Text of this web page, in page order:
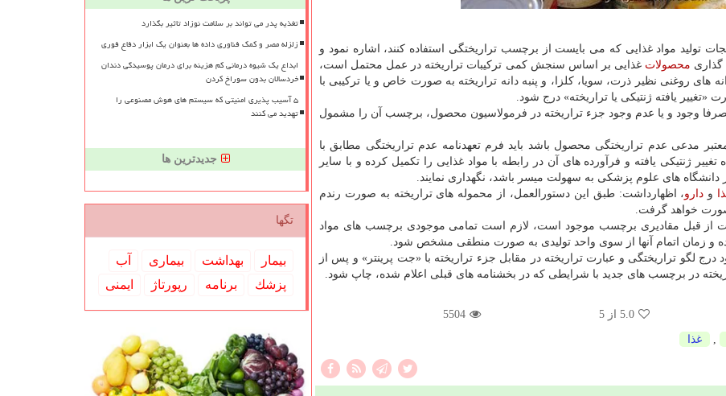
تولید مواد غذایی كه می بایست از برچسب تراریختگی استفاده كنند، اشاره نمود و
محصولات غذایی بر اساس سنجش كمی تركیبات تراریخته در عمل محتمل است،
های روغنی نظیر ذرت، سویا، كلزا، و پنبه دانه تراریخته به صورت خاص و یا تركیبی با
یافته ژنتیكی یا تراریخته» درج شود.
وجود و یا عدم وجود جزء تراریخته در فرمولاسیون محصول، برچسب آن را مشمول
مدعی عدم تراریختگی محصول باشد باید فرم تعهدنامه عدم تراریختگی مطابق با
ژنتیكی یافته و فرآورده های آن در رابطه با مواد غذایی را تكمیل كرده و با سایر
های علوم پزشكی به سهولت میسر باشد، نگهداری نمایند.
و دارو، اظهارداشت: طبق این دستورالعمل، از محموله های تراریخته به صورت رندم
صورت خواهد گرفت.
از قبل مقادیری برچسب موجود است، لازم است تمامی موجودی برچسب های مواد
زمان اتمام آنها از سوی واحد تولیدی به صورت منطقی مشخص شود.
لگو تراریختگی و عبارت تراریخته در مقابل جزء تراریخته با «جت پرینتر» و پس از
در برچسب های جدید با شرایطی كه در بخشنامه های قبلی اعلام شده، چاپ شود.
5.0 از 5 5504
غذا
تغذیه پدر می تواند بر سلامت نوزاد تاثیر بگذارد
زلزله مصر و کمک فناوری داده ها بعنوان یک ابزار دفاع فوری
ابداع یک شیوه درمانی کم هزینه برای درمان پوسیدگی دندان
خردسالان بدون سوراخ کردن
۵ آسیب پذیری امنیتی که سیستم های هوش مصنوعی را
تهدید می کنند
جدیدترین ها
تگها
بیمار بهداشت بیماری
آب
پزشك
برنامه رپورتاژ ایمنی